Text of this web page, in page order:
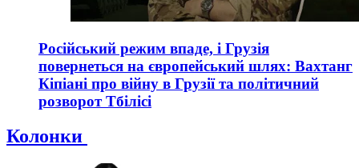
Російський режим впаде, і Грузія
повернеться на європейський шлях: Вахтанг
Кіпіані про війну в Грузії та політичний
розворот Тбілісі
Колонки